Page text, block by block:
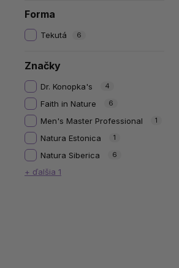
Značky
Dr. Konopka's 4
Faith in Nature 6
Men's Master Professional 1
Natura Estonica 1
Natura Siberica 6
+ ďalšia 1
Forma
Tekutá 6